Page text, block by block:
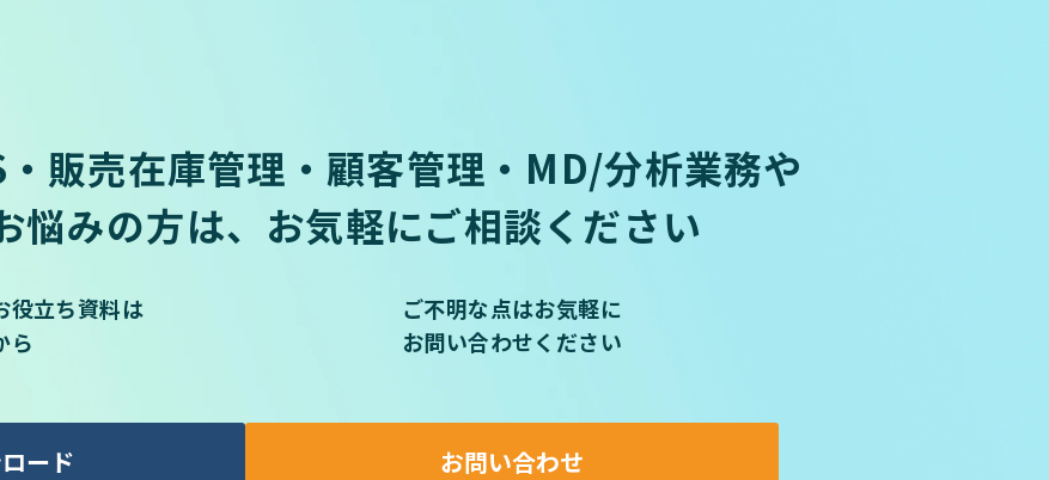
販売在庫管理・顧客管理・MD/分析業務や
悩みの方は、お気軽にご相談ください
役立ち資料は
ら
ード
ご不明な点はお気軽に
お問い合わせください
お問い合わせ